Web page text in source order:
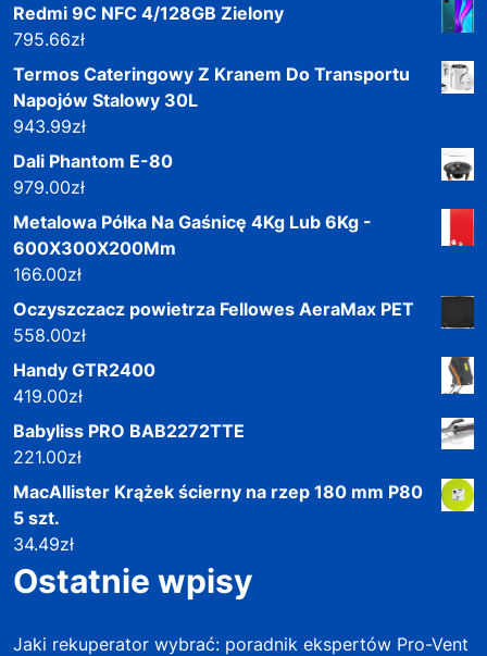
Redmi 9C NFC 4/128GB Zielony
795.66zł
Termos Cateringowy Z Kranem Do Transportu
Napojów Stalowy 30L
943.99zł
Dali Phantom E-80
979.00zł
Metalowa Półka Na Gaśnicę 4Kg Lub 6Kg -
600X300X200Mm
166.00zł
Oczyszczacz powietrza Fellowes AeraMax PET
558.00zł
Handy GTR2400
419.00zł
Babyliss PRO BAB2272TTE
221.00zł
MacAllister Krążek ścierny na rzep 180 mm P80
5 szt.
34.49zł
Ostatnie wpisy
Jaki rekuperator wybrać: poradnik ekspertów Pro-Vent